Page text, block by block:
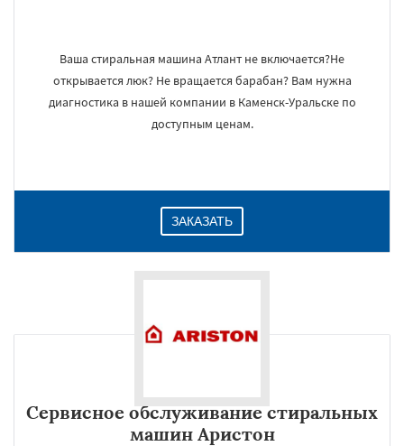
Ваша стиральная машина Атлант не включается?Не
открывается люк? Не вращается барабан? Вам нужна
диагностика в нашей компании в Каменск-Уральске по
доступным ценам.
ЗАКАЗАТЬ
Сервисное обслуживание стиральных
машин Аристон